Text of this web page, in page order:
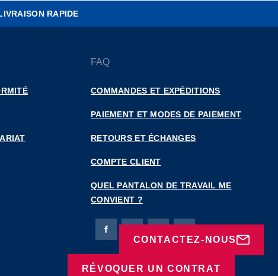
CONTACTEZ-NOUS
RAPIDE
FAQ
COMMANDES ET EXPÉDITIONS
PAIEMENT ET MODES DE PAIEMENT
RETOURS ET ÉCHANGES
COMPTE CLIENT
QUEL PANTALON DE TRAVAIL ME
CONVIENT ?
Page Facebook de Bierbaum-Proenen
Page X de Bierbaum-Proenen
Page LinkedIn de
Page Instagram de
RÉVOQUER UN CONTRAT